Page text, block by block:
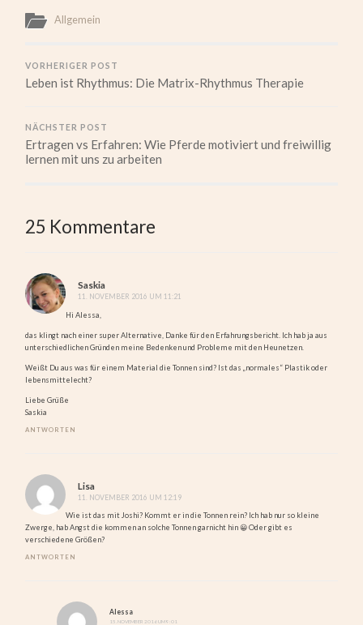
Allgemein
VORHERIGER POST
Leben ist Rhythmus: Die Matrix-Rhythmus Therapie
NÄCHSTER POST
Ertragen vs Erfahren: Wie Pferde motiviert und freiwillig
lernen mit uns zu arbeiten
25 Kommentare
Saskia
11. NOVEMBER 2016 UM 11:21
Hi Alessa,
das klingt nach einer super Alternative, Danke für den Erfahrungsbericht. Ich hab ja aus
unterschiedlichen Gründen meine Bedenken und Probleme mit den Heunetzen.
Weißt Du aus was für einem Material die Tonnen sind? Ist das „normales“ Plastik oder
lebensmittelecht?
Liebe Grüße
Saskia
ANTWORTEN
Lisa
11. NOVEMBER 2016 UM 12:19
Wie ist das mit Joshi? Kommt er in die Tonnen rein? Ich hab nur so kleine
Zwerge, hab Angst die kommen an solche Tonnen garnicht hin 😀 Oder gibt es
verschiedene Größen?
ANTWORTEN
Alessa
15. NOVEMBER 2016 UM 9:01